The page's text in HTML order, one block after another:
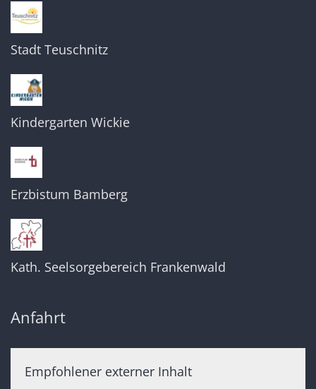
Stadt Teuschnitz
Kindergarten Wickie
Erzbistum Bamberg
Kath. Seelsorgebereich Frankenwald
Anfahrt
Empfohlener externer Inhalt